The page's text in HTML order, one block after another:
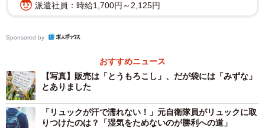
売られていた野菜はとうもろこし。ところが、それを包装
するビニール袋には、なんと「みずな」と書かれていま
す。さらに売り場には、こんな掲示がありました。
「中東情勢によりビニール袋が購入できないため、今ある
袋で代替えしております」
派遣社員：時給1,700円～2,125円
Sponsored by
おすすめニュース
【写真】販売は「とうもろこし」、だが袋には「みずな」
とありました
「リュックが汗で濡れない！」元自衛隊員がリュックに取
りつけたのは？「湿気をためないのが勝利への道」